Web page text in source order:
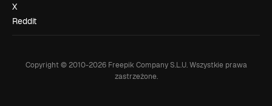
X
Reddit
Copyright © 2010-2026Freepik Company S.L.U. Wszystkie prawa
zastrzeżone.